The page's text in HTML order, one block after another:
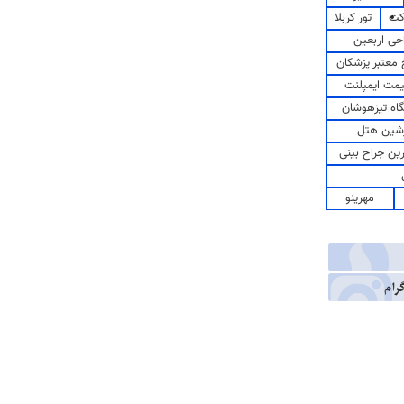
تور کربلا
اربعین
پزشکان
ایمپلنت
تیزهوشان
هتل
جراح بینی
مهرینو